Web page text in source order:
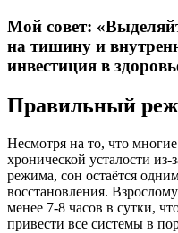
Мой совет:
на тишину и
инвестиция в
Правильный
Несмотря на то, что
хронической усталости
режима, сон остаётся
восстановления.
менее 7-8 часов в сутки,
привести все системы в